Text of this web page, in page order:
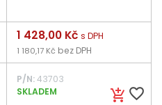
add_shopping_cart favorite_border
Cena
1 428,00 Kč s DPH
1 180,17 Kč bez DPH
P/N:43703
SKLADEM